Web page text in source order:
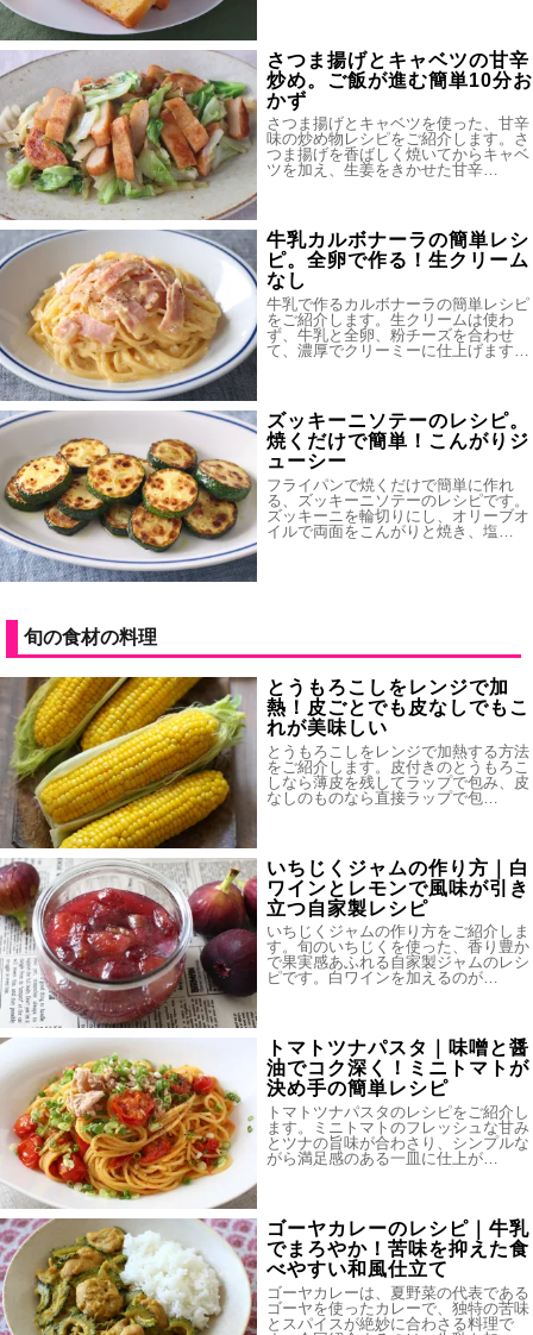
さつま揚げとキャベツの甘辛
炒め。ご飯が進む簡単10分お
かず
さつま揚げとキャベツを使った、甘辛
味の炒め物レシピをご紹介します。さ
つま揚げを香ばしく焼いてからキャベ
ツを加え、生姜をきかせた甘辛…
牛乳カルボナーラの簡単レシ
ピ。全卵で作る！生クリーム
なし
牛乳で作るカルボナーラの簡単レシピ
をご紹介します。生クリームは使わ
ず、牛乳と全卵、粉チーズを合わせ
て、濃厚でクリーミーに仕上げます…
ズッキーニソテーのレシピ。
焼くだけで簡単！こんがりジ
ューシー
フライパンで焼くだけで簡単に作れ
る、ズッキーニソテーのレシピです。
ズッキーニを輪切りにし、オリーブオ
イルで両面をこんがりと焼き、塩…
旬の食材の料理
とうもろこしをレンジで加
熱！皮ごとでも皮なしでもこ
れが美味しい
とうもろこしをレンジで加熱する方法
をご紹介します。皮付きのとうもろこ
しなら薄皮を残してラップで包み、皮
なしのものなら直接ラップで包…
いちじくジャムの作り方｜白
ワインとレモンで風味が引き
立つ自家製レシピ
いちじくジャムの作り方をご紹介しま
す。旬のいちじくを使った、香り豊か
で果実感あふれる自家製ジャムのレシ
ピです。白ワインを加えるのが…
トマトツナパスタ｜味噌と醤
油でコク深く！ミニトマトが
決め手の簡単レシピ
トマトツナパスタのレシピをご紹介し
ます。ミニトマトのフレッシュな甘み
とツナの旨味が合わさり、シンプルな
がら満足感のある一皿に仕上が…
ゴーヤカレーのレシピ｜牛乳
でまろやか！苦味を抑えた食
べやすい和風仕立て
ゴーヤカレーは、夏野菜の代表である
ゴーヤを使ったカレーで、独特の苦味
とスパイスが絶妙に合わさる料理で